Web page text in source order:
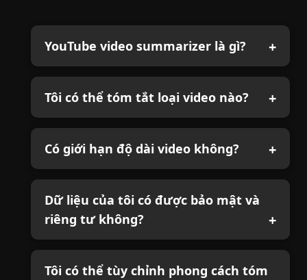
YouTube video summarizer là gì?
Tôi có thể tóm tắt loại video nào?
Có giới hạn độ dài video không?
Dữ liệu của tôi có được bảo mật và
riêng tư không?
Tôi có thể tùy chỉnh phong cách tóm